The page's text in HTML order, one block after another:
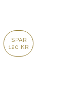
SPAR
120 KR